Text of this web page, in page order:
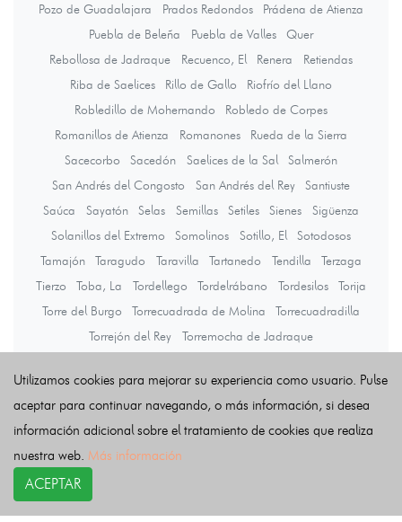
Pozo de Guadalajara
Prados Redondos
Prádena de Atienza
Puebla de Beleña
Puebla de Valles
Quer
Rebollosa de Jadraque
Recuenco, El Renera
Retiendas
Riba de Saelices
Rillo de Gallo
Riofrío del Llano
Robledillo de Mohernando
Robledo de Corpes
Romanillos de Atienza
Romanones
Rueda de la Sierra
Sacecorbo
Sacedón Saelices de la Sal
Salmerón
San Andrés del Congosto
San Andrés del Rey
Santiuste
Saúca
Sayatón Selas Semillas Setiles Sienes
Sigüenza
Solanillos del Extremo
Somolinos Sotillo, El
Sotodosos
Tamajón
Taragudo Taravilla Tartanedo Tendilla
Terzaga
Tierzo
Toba, La Tordellego Tordelrábano Tordesilos
Torija
Torre del Burgo
Torrecuadrada de Molina
Torrecuadradilla
Torrejón del Rey
Torremocha de Jadraque
Torrubia
Tortuera Tortuero Tórtola de Henares
Traíd
Trijueque
Trillo Uceda Ujados Utande
Valdarachas
Valdearenas
Valdeavellano Valdeaveruelo
Valdeconcha
Valdegrudas
Valdelcubo
Valdepeñas de la Sierra
Valfermoso de Tajuña
Valhermoso
Valtablado del Río
Utilizamos cookies para mejorar su experiencia como usuario. Pulse
aceptar para continuar navegando, o más información, si desea
información adicional sobre el tratamiento de cookies que realiza
nuestra web. Más información
ACEPTAR